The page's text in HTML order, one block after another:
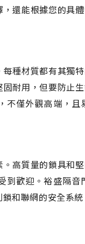
還能根據您的具
種材質都有其獨
耐用，但要防止
不僅外觀高端，
高質量的鎖具和
到歡迎。裕盛隔
和聯網的安全系